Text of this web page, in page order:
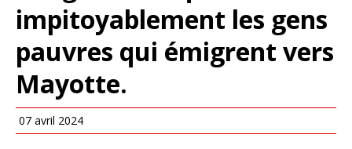
impitoyablement les gens
pauvres qui émigrent vers
Mayotte.
07 avril 2024